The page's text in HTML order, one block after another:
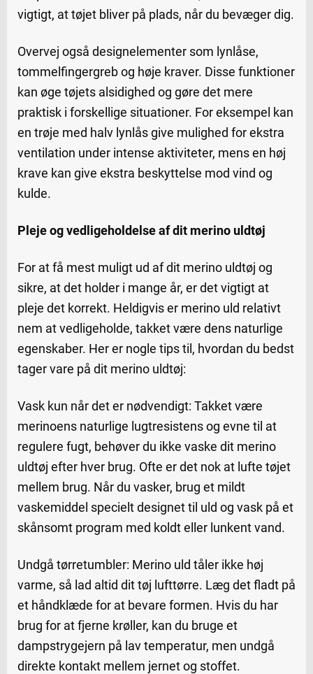
vigtigt, at tøjet bliver på plads, når du bevæger dig.
Overvej også designelementer som lynlåse,
tommelfingergreb og høje kraver. Disse funktioner
kan øge tøjets alsidighed og gøre det mere
praktisk i forskellige situationer. For eksempel kan
en trøje med halv lynlås give mulighed for ekstra
ventilation under intense aktiviteter, mens en høj
krave kan give ekstra beskyttelse mod vind og
kulde.
Pleje og vedligeholdelse af dit merino uldtøj
For at få mest muligt ud af dit merino uldtøj og
sikre, at det holder i mange år, er det vigtigt at
pleje det korrekt. Heldigvis er merino uld relativt
nem at vedligeholde, takket være dens naturlige
egenskaber. Her er nogle tips til, hvordan du bedst
tager vare på dit merino uldtøj:
Vask kun når det er nødvendigt: Takket være
merinoens naturlige lugtresistens og evne til at
regulere fugt, behøver du ikke vaske dit merino
uldtøj efter hver brug. Ofte er det nok at lufte tøjet
mellem brug. Når du vasker, brug et mildt
vaskemiddel specielt designet til uld og vask på et
skånsomt program med koldt eller lunkent vand.
Undgå tørretumbler: Merino uld tåler ikke høj
varme, så lad altid dit tøj lufttørre. Læg det fladt på
et håndklæde for at bevare formen. Hvis du har
brug for at fjerne krøller, kan du bruge et
dampstrygejern på lav temperatur, men undgå
direkte kontakt mellem jernet og stoffet.